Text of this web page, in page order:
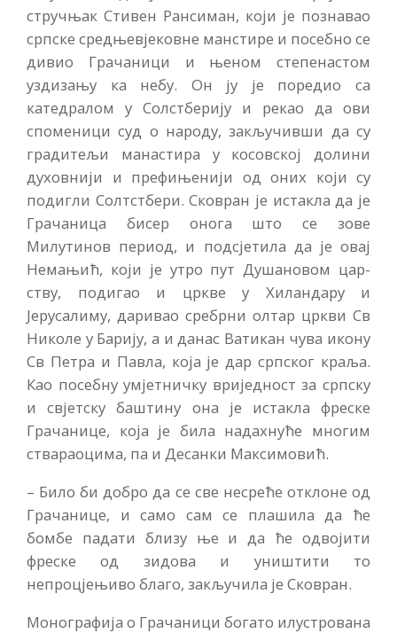
стручњак Стивен Рансиман, који је познавао
српске средње­вјековне манстире и посебно се
дивио Грачаници и њеном степенастом
уздизању ка небу. Он ју је поредио са
катедралом у Солстберију и рекао да ови
спомени­ци суд о народу, закључивши да су
градитељи манастира у косов­ској долини
духовнији и префи­њенији од оних који су
подигли Солтстбери. Сковран је истакла да је
Грачаница бисер онога што се зове
Милутинов период, и подсјетила да је овај
Немањић, који је утро пут Душановом цар­
ству, подигао и цркве у Хиланда­ру и
Јерусалиму, даривао сребр­ни олтар цркви Св
Николе у Барију, а и данас Ватикан чува ико­ну
Св Петра и Павла, која је дар српског краља.
Као посебну умјетничку вриједност за српску
и свјетску баштину она је иста­кла фреске
Грачанице, која је била надахнуће многим
ствараоцима, па и Десанки Максимовић.
– Било би добро да се све не­среће отклоне од
Грачанице, и само сам се плашила да ће
бомбе падати близу ње и да ће одвојити
фреске од зидова и уништити то
непроцјењиво благо, закључила је Сковран.
Монографија о Грачаници бо­гато илустрована